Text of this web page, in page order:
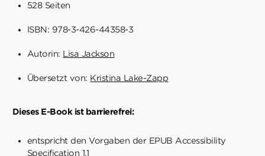
Übersetzt von: Kristina Lake-Zapp
ISBN: 978-3-426-44358-3
528 Seiten
Autorin: Lisa Jackson
Dieses E-Book ist barrierefrei:
entspricht den Vorgaben der EPUB Accessibility
Specification 1.1